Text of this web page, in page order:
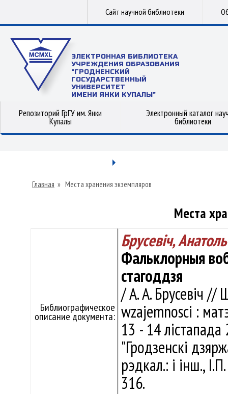
Сайт научной библиотеки
ЭЛЕКТРОННАЯ БИБЛИОТЕКА
УЧРЕЖДЕНИЯ ОБРАЗОВАНИЯ
"ГРОДНЕНСКИЙ
ГОСУДАРСТВЕННЫЙ
УНИВЕРСИТЕТ
ИМЕНИ ЯНКИ КУПАЛЫ"
Репозиторий ГрГУ им. Янки
Купалы
Электронный каталог
библиотеки
Главная » Места хранения экземпляров
Места
Библиографическое
описание документа:
Брусевіч,
Фальклорныя
стагоддзя
/ А. А. Брусевіч //
wzajemnosci :
13 - 14
"Гродзенскі
рэдкал.: і інш.,
316.